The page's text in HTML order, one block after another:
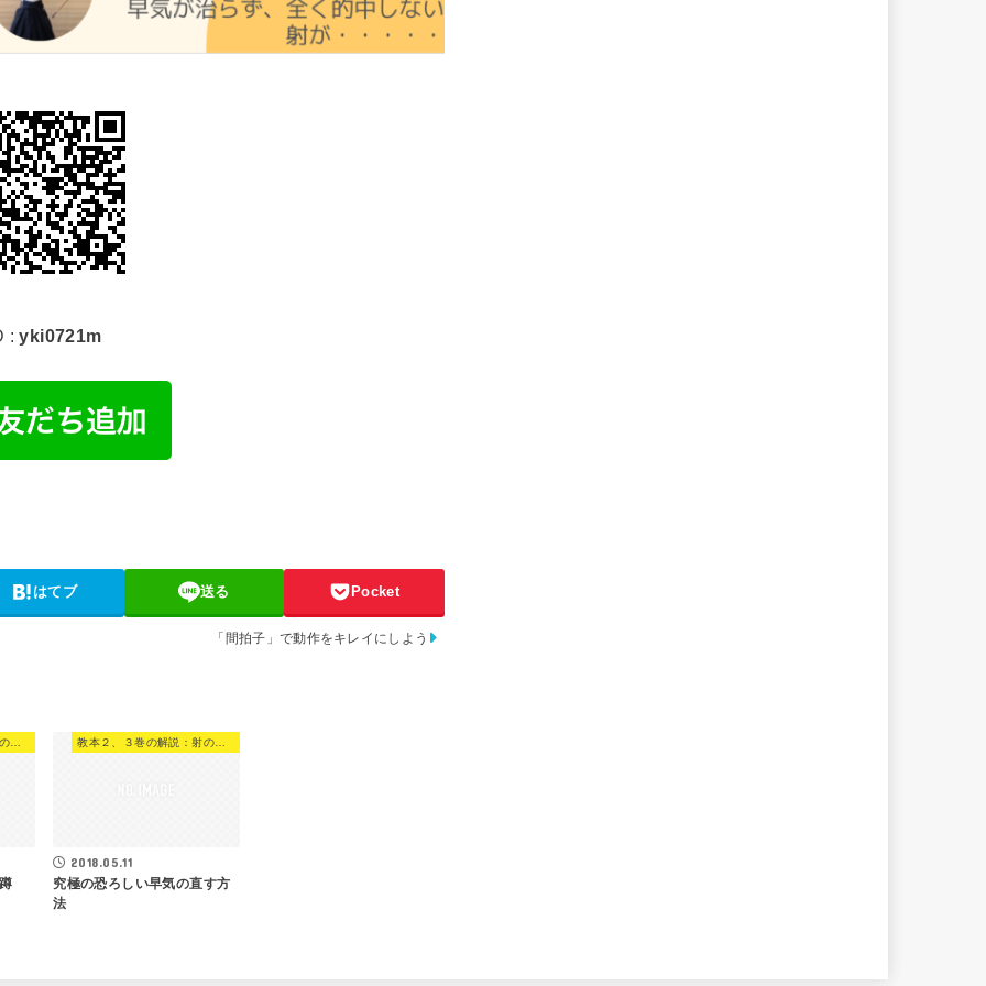
:yki0721m
はてブ 送る Pocket
「間拍子」で動作をキレイにしよう
教本２、３巻の解説：射の工夫 教本２、３巻の解説：射の工夫
2018.05.11
究極の恐ろしい早気の直す方
法